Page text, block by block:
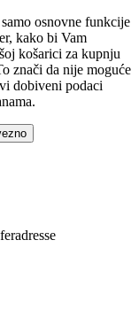
osnovne funkcije
kako bi Vam
košarici za kupnju
znači da nije moguće
dobiveni podaci